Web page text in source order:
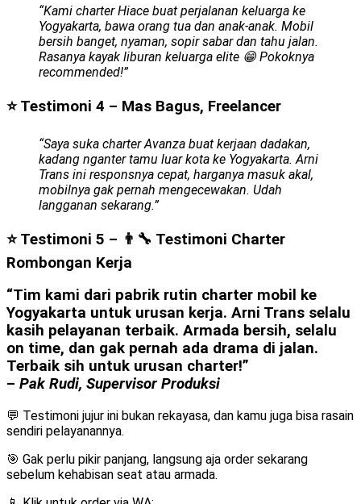
“Kami charter Hiace buat perjalanan keluarga ke
Yogyakarta, bawa orang tua dan anak-anak. Mobil
bersih banget, nyaman, sopir sabar dan tahu jalan.
Rasanya kayak liburan keluarga elite 😁 Pokoknya
recommended!”
⭐ Testimoni 4 – Mas Bagus, Freelancer
“Saya suka charter Avanza buat kerjaan dadakan,
kadang nganter tamu luar kota ke Yogyakarta. Arni
Trans ini responsnya cepat, harganya masuk akal,
mobilnya gak pernah mengecewakan. Udah
langganan sekarang.”
⭐ Testimoni 5 – 👨‍🔧 Testimoni Charter
Rombongan Kerja
“Tim kami dari pabrik rutin charter mobil ke
Yogyakarta untuk urusan kerja. Arni Trans selalu
kasih pelayanan terbaik. Armada bersih, selalu
on time, dan gak pernah ada drama di jalan.
Terbaik sih untuk urusan charter!”
– Pak Rudi, Supervisor Produksi
💬 Testimoni jujur ini bukan rekayasa, dan kamu juga bisa rasain
sendiri pelayanannya.
🎯 Gak perlu pikir panjang, langsung aja order sekarang
sebelum kehabisan seat atau armada.